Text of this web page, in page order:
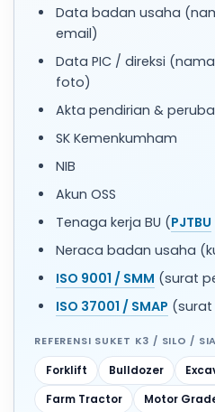
Data badan usaha
email)
Data PIC / direksi
foto)
Akta pendirian &
SK Kemenkumham
NIB
Akun OSS
Tenaga kerja BU (PJTBU
Neraca badan usaha
ISO 9001 / SMM (surat
ISO 37001 / SMAP
REFERENSI SUKET K3 / SILO /
Forklift Bulldozer
Farm Tractor
Motor